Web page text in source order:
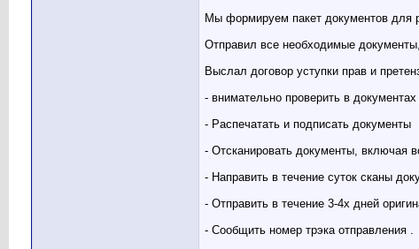
Мы формируем пакет документов для
Отправил все необходимые
Выслал договор уступки прав и
- внимательно проверить в
- Распечатать и подписать документы
- Отсканировать документы, включая
- Направить в течение суток сканы
- Отправить в течение 3-4х дней
- Сообщить номер трэка отправления .